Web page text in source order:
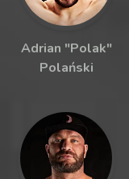
Adrian "Polak"
Polański